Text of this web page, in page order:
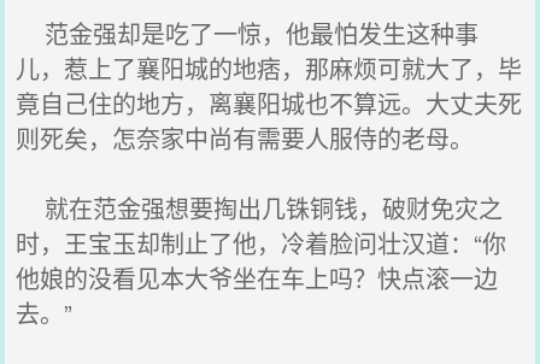
范金强却是吃了一惊，他最怕发生这种事
儿，惹上了襄阳城的地痞，那麻烦可就大了，毕
竟自己住的地方，离襄阳城也不算远。大丈夫死
则死矣，怎奈家中尚有需要人服侍的老母。
就在范金强想要掏出几铢铜钱，破财免灾之
时，王宝玉却制止了他，冷着脸问壮汉道：“你
他娘的没看见本大爷坐在车上吗？快点滚一边
去。”